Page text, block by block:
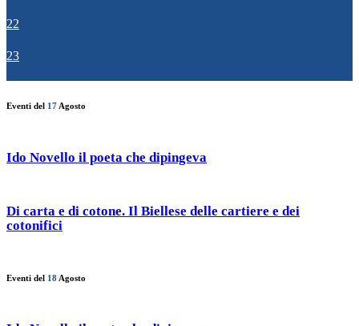
22
23
Eventi del 17 Agosto
Ido Novello il poeta che dipingeva
Di carta e di cotone. Il Biellese delle cartiere e dei
cotonifici
Eventi del 18 Agosto